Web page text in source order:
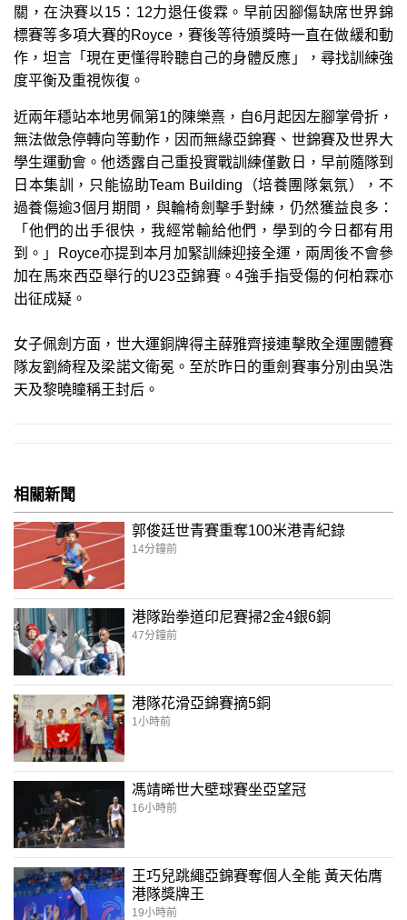
關，在決賽以15：12力退任俊霖。早前因腳傷缺席世界錦
標賽等多項大賽的Royce，賽後等待頒獎時一直在做緩和動
作，坦言「現在更懂得聆聽自己的身體反應」，尋找訓練強
度平衡及重視恢復。
近兩年穩站本地男佩第1的陳樂熹，自6月起因左腳掌骨折，
無法做急停轉向等動作，因而無緣亞錦賽、世錦賽及世界大
學生運動會。他透露自己重投實戰訓練僅數日，早前隨隊到
日本集訓，只能協助Team Building（培養團隊氣氛），不
過養傷逾3個月期間，與輪椅劍擊手對練，仍然獲益良多：
「他們的出手很快，我經常輸給他們，學到的今日都有用
到。」Royce亦提到本月加緊訓練迎接全運，兩周後不會參
加在馬來西亞舉行的U23亞錦賽。4強手指受傷的何柏霖亦
出征成疑。
女子佩劍方面，世大運銅牌得主薛雅齊接連擊敗全運團體賽
隊友劉綺程及梁諾文衛冕。至於昨日的重劍賽事分別由吳浩
天及黎曉瞳稱王封后。
相關新聞
郭俊廷世青賽重奪100米港青紀錄
14分鐘前
港隊跆拳道印尼賽掃2金4銀6銅
47分鐘前
港隊花滑亞錦賽摘5銅
1小時前
馮靖晞世大壁球賽坐亞望冠
16小時前
王巧兒跳繩亞錦賽奪個人全能 黃天佑膺
港隊獎牌王
19小時前